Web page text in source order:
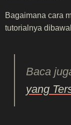
Bagaimana cara
tutorialnya
Baca
yang